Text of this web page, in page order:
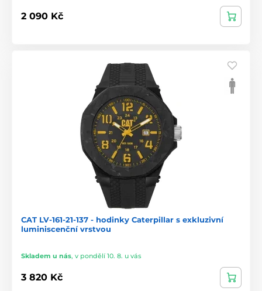
2 090 Kč
CAT LV-161-21-137 - hodinky Caterpillar s exkluzivní
luminiscenční vrstvou
Skladem u nás, v pondělí 10. 8. u vás
3 820 Kč